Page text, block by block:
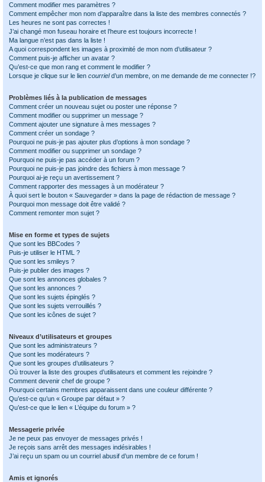
Comment modifier mes paramètres ?
Comment empêcher mon nom d’apparaître dans la liste des membres connectés ?
Les heures ne sont pas correctes !
J’ai changé mon fuseau horaire et l’heure est toujours incorrecte !
Ma langue n’est pas dans la liste !
A quoi correspondent les images à proximité de mon nom d’utilisateur ?
Comment puis-je afficher un avatar ?
Qu’est-ce que mon rang et comment le modifier ?
Lorsque je clique sur le lien courrield’un membre, on me demande de me connecter !?
Problèmes liés à la publication de messages
Comment créer un nouveau sujet ou poster une réponse ?
Comment modifier ou supprimer un message ?
Comment ajouter une signature à mes messages ?
Comment créer un sondage ?
Pourquoi ne puis-je pas ajouter plus d’options à mon sondage ?
Comment modifier ou supprimer un sondage ?
Pourquoi ne puis-je pas accéder à un forum ?
Pourquoi ne puis-je pas joindre des fichiers à mon message ?
Pourquoi ai-je reçu un avertissement ?
Comment rapporter des messages à un modérateur ?
À quoi sert le bouton « Sauvegarder » dans la page de rédaction de message ?
Pourquoi mon message doit être validé ?
Comment remonter mon sujet ?
Mise en forme et types de sujets
Que sont les BBCodes ?
Puis-je utiliser le HTML ?
Que sont les smileys ?
Puis-je publier des images ?
Que sont les annonces globales ?
Que sont les annonces ?
Que sont les sujets épinglés ?
Que sont les sujets verrouillés ?
Que sont les icônes de sujet ?
Niveaux d’utilisateurs et groupes
Que sont les administrateurs ?
Que sont les modérateurs ?
Que sont les groupes d’utilisateurs ?
Où trouver la liste des groupes d’utilisateurs et comment les rejoindre ?
Comment devenir chef de groupe ?
Pourquoi certains membres apparaissent dans une couleur différente ?
Qu’est-ce qu’un « Groupe par défaut » ?
Qu’est-ce que le lien « L’équipe du forum » ?
Messagerie privée
Je ne peux pas envoyer de messages privés !
Je reçois sans arrêt des messages indésirables !
J’ai reçu un spam ou un courriel abusif d’un membre de ce forum !
Amis et ignorés